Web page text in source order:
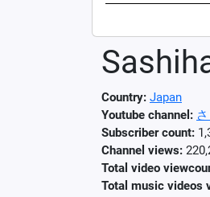
Country: Japan
Youtube channel:
Subscriber count:
Channel views:
Total video
Total music videos